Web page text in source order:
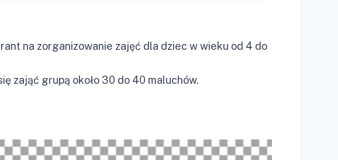
na zorganizowanie zajęć dla dziec w wieku od 4 do
zająć grupą około 30 do 40 maluchów.